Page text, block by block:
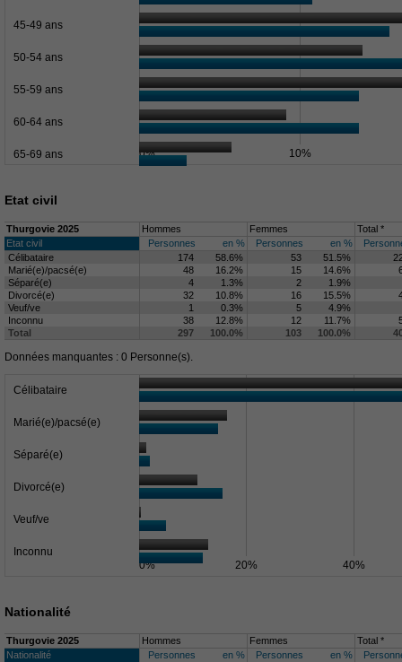
45-49 ans
50-54 ans
55-59 ans
60-64 ans
65-69 ans 0% 10%
Etat civil
Thurgovie 2025 Hommes Femmes
Total *
Etat civil
Personnes en % Personnes en %
Célibataire
174 58.6% 53 51.5%
Marié(e)/pacsé(e)
48 16.2% 15 14.6%
Séparé(e)
4 1.3% 2
1.9%
Divorcé(e)
32 10.8% 16 15.5%
Veuf/ve
1 0.3% 5
4.9%
Inconnu
38 12.8% 12 11.7%
Total
297 100.0% 103 100.0%
Données manquantes : 0 Personne(s).
Célibataire
Marié(e)/pacsé(e)
Séparé(e)
Divorcé(e)
Veuf/ve
Inconnu
0%
20% 40%
Nationalité
Thurgovie 2025 Hommes Femmes
Total *
Nationalité
Personnes en % Personnes en %